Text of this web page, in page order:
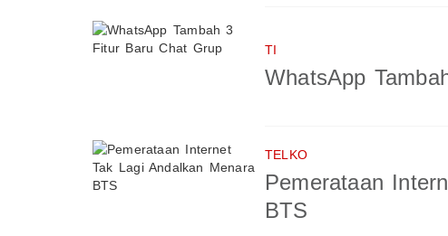
TI
WhatsApp
TELKO
Pemerataan
BTS